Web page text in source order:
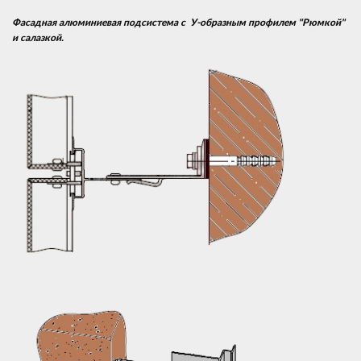
Фасадная алюминиевая подсистема с У-образным профилем "Рюмкой"
и салазкой.